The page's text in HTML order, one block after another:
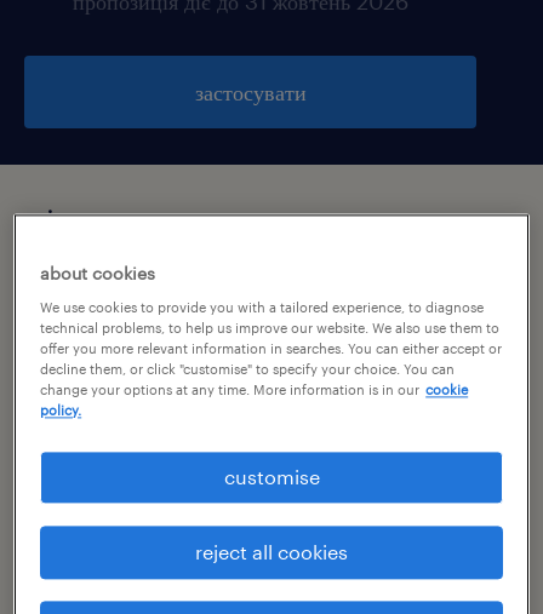
застосувати
підсумок
praca tymczasowa
pełen etat
ssc / bpo
номер посилання
about cookies
We use cookies to provide you with a tailored experience, to diagnose
technical problems, to help us improve our website. We also use them to
offer you more relevant information in searches. You can either accept or
decline them, or click "customise" to specify your choice. You can
change your options at any time. More information is in our cookie
policy.
reject all cookies
customise